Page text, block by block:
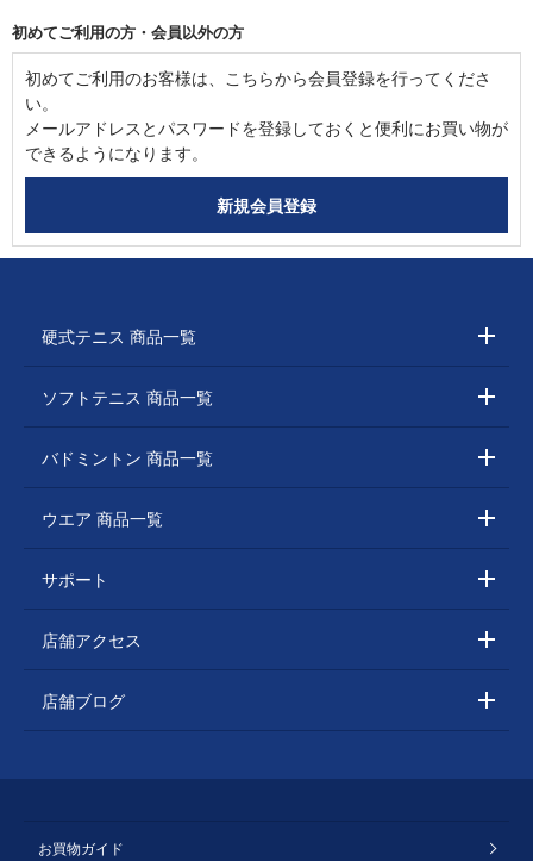
初めてご利用の方・会員以外の方
初めてご利用のお客様は、こちらから会員登録を行ってくださ
い。
メールアドレスとパスワードを登録しておくと便利にお買い物が
できるようになります。
硬式テニス 商品一覧
ソフトテニス 商品一覧
バドミントン 商品一覧
ウエア 商品一覧
サポート
店舗アクセス
店舗ブログ
お買物ガイド